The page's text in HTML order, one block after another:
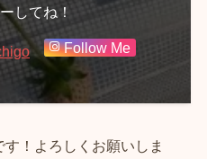
してね！
Follow Me
！よろしくお願いしま